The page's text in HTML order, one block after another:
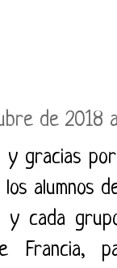
de 2018
y gracias
alumnos
y cada
Francia,